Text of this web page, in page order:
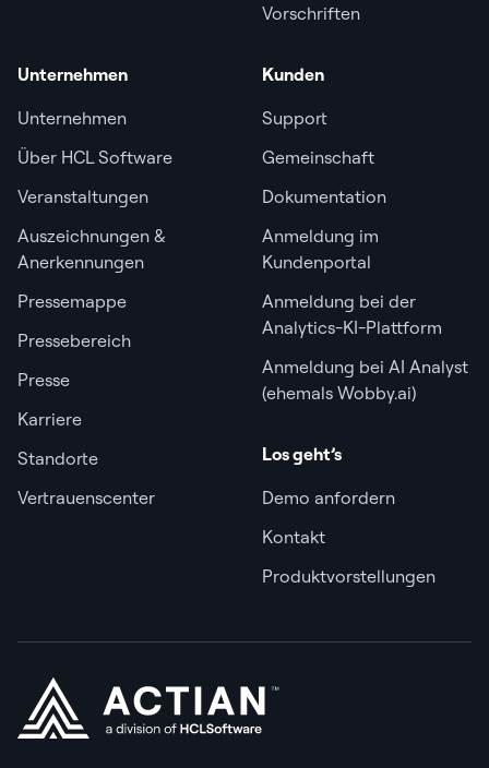
Vorschriften
Unternehmen
Unternehmen
Über HCL Software
Veranstaltungen
Auszeichnungen &
Anerkennungen
Pressemappe
Pressebereich
Presse
Karriere
Standorte
Vertrauenscenter
Kunden
Support
Gemeinschaft
Dokumentation
Anmeldung im
Kundenportal
Anmeldung bei der
Analytics-KI-Plattform
Anmeldung bei AI Analyst
(ehemals Wobby.ai)
Los geht’s
Demo anfordern
Kontakt
Produktvorstellungen